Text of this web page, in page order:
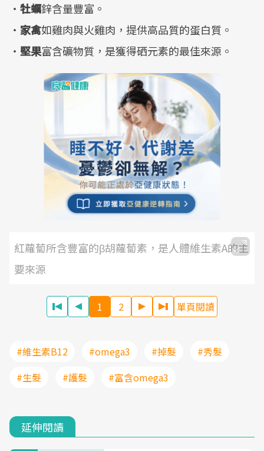
‧ 牡蠣鋅含量豐富。
‧ 家禽如雞肉與火雞肉，提供高品質的蛋白質。
‧ 堅果富含礦物質，是獲得硒元素的最佳來源。
紅蘿蔔所含豐富的β胡蘿蔔素，是人體維生素A的主
要來源
1 2 單頁閱讀
#維生素B12 #omega3 #掉髮
#秀髮
#生髮
#護髮 #富含omega3
延伸閱讀